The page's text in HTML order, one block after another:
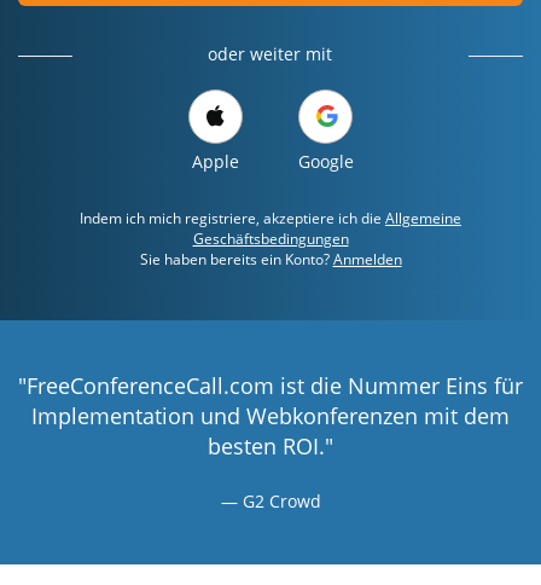
oder weiter mit
Apple Google
Indem ich mich registriere, akzeptiere ich die Allgemeine
Geschäftsbedingungen
Sie haben bereits ein Konto?Anmelden
"FreeConferenceCall.com ist die Nummer Eins für
Implementation und Webkonferenzen mit dem
besten ROI."
G2 Crowd